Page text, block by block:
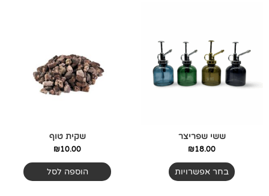
ששי שפריצר
₪18.00
בחר אפשרויות
מספר
סוגים.
ניתן
לבחור
המוצר
שקית טוף
₪10.00
הוספה לסל